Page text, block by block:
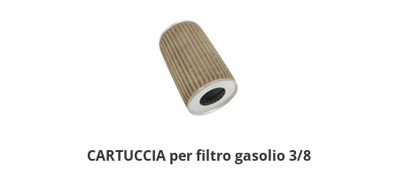
CARTUCCIA per filtro gasolio 3/8